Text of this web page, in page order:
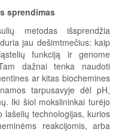
sprendimas
metodas išsprendžia
jau dešimtmečius: kaip
funkciją ir genome
dažnai tenka naudoti
ar kitas biochemines
tarpusavyje dėl pH,
Iki šiol mokslininkai turėjo
lašelių technologijas, kurios
reakcijomis, arba